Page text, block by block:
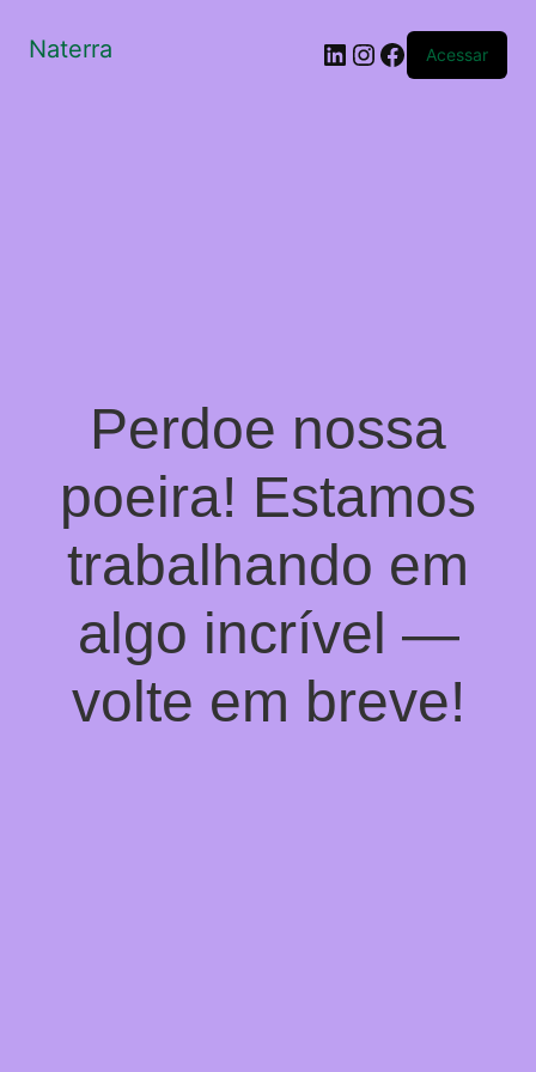
Naterra LinkedIn
Instagram
Facebook
Acessar
Perdoe nossa
poeira! Estamos
trabalhando em
algo incrível —
volte em breve!